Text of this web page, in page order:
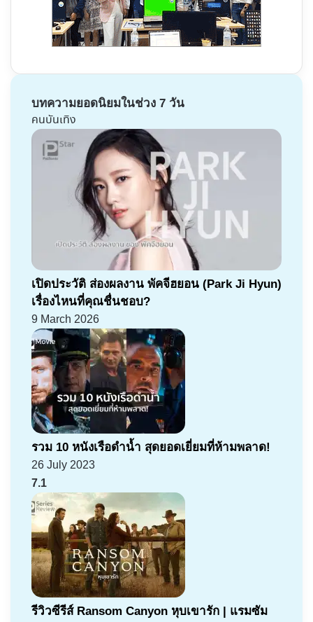
บทความยอดนิยมในช่วง 7 วัน
คนบันเทิง
เปิดประวัติ ส่องผลงาน พัคจีฮยอน (Park Ji Hyun)
เรื่องไหนที่คุณชื่นชอบ?
9 March 2026
รวม 10 หนังเรือดำน้ำ สุดยอดเยี่ยมที่ห้ามพลาด!
26 July 2023
7.1
รีวิวซีรีส์ Ransom Canyon หุบเขารัก | แรมซัม